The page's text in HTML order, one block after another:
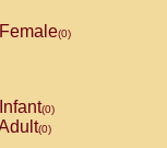
Female(0)
Infant(0)
(0)